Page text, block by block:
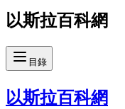
以斯拉百科網
目錄
以斯拉百科網